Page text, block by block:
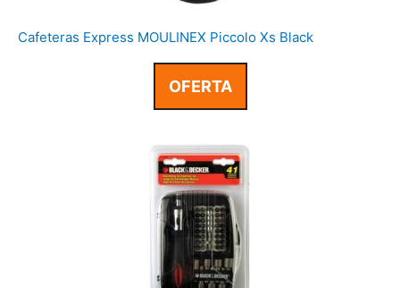
Cafeteras Express MOULINEX Piccolo Xs Black
OFERTA